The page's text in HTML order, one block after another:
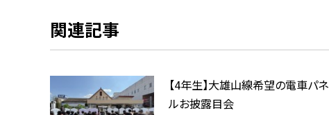
関連記事
【4年生】大雄山線希望の電車パネ
ルお披露目会